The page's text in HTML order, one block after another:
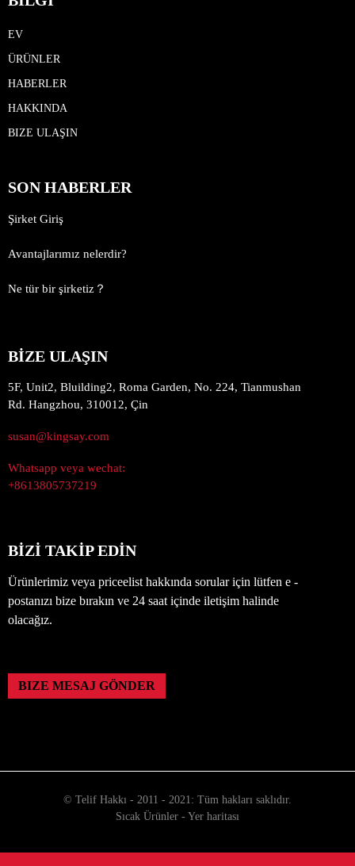
EV
ÜRÜNLER
HABERLER
HAKKINDA
BIZE ULAŞIN
SON HABERLER
Şirket Giriş
Avantajlarımız nelerdir?
Ne tür bir şirketiz？
BİZE ULAŞIN
5F, Unit2, Bluilding2, Roma Garden, No. 224, Tianmushan
Rd. Hangzhou, 310012, Çin
susan@kingsay.com
Whatsapp veya wechat:
+8613805737219
BİZİ TAKİP EDİN
Ürünlerimiz veya priceelist hakkında sorular için lütfen e -
postanızı bize bırakın ve 24 saat içinde iletişim halinde
olacağız.
BIZE MESAJ GÖNDER
© Telif Hakkı - 2011 - 2021: Tüm hakları saklıdır.
Sıcak Ürünler - Yer haritası